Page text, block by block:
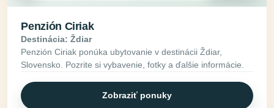
Penzión Ciriak
Destinácia: Ždiar
Penzión Ciriak ponúka ubytovanie v destinácii Ždiar,
Slovensko. Pozrite si vybavenie, fotky a ďalšie informácie.
Zobraziť ponuky